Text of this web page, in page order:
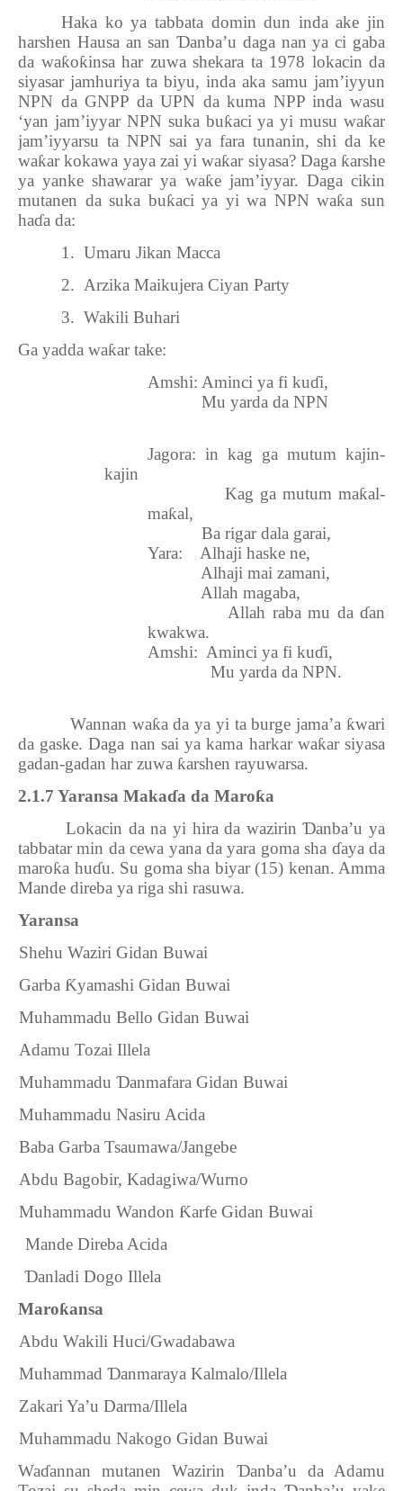
Haka ko ya tabbata domin dun inda ake jin
harshen Hausa an sanƊanba’u daga nan ya ci gaba
da waƙoƙinsa har zuwa shekara ta 1978 lokacin da
siyasar jamhuriya ta biyu, inda aka samu jam’iyyun
NPN da GNPP da UPN da kuma NPP inda wasu
‘yan jam’iyyar NPN suka buƙaci ya yi musu waƙar
jam’iyyarsu ta NPN sai ya fara tunanin, shi da ke
waƙar kokawa yaya zai yi waƙar siyasa? Daga ƙarshe
ya yanke shawarar ya waƙe jam’iyyar. Daga cikin
mutanen da suka buƙaci ya yi wa NPN waƙa sun
haɗa da:
1. Umaru Jikan Macca
2.
Arzika Maikujera Ciyan Party
3. Wakili Buhari
Ga yadda waƙar take:
Amshi: Aminci ya fi kuɗi,
Mu yarda da NPN
Jagora: in kag ga mutum kajin-
kajin
Kag ga mutum maƙal-
maƙal,
Ba rigar dala garai,
Yara:
Alhaji haske ne,
Alhaji mai zamani,
Allah magaba,
Allah raba mu da ɗan
kwakwa.
Amshi: Aminci ya fi kuɗi,
Mu yarda da NPN.
Wannan waƙa da ya yi ta burge jama’a ƙwari
da gaske. Daga nan sai ya kama harkar waƙar siyasa
gadan-gadan har zuwa ƙarshen rayuwarsa.
2.1.7 Yaransa Makaɗa da Maroƙa
Lokacin da na yi hira da wazirinƊanba’u ya
tabbatar min da cewa yana da yara goma sha ɗaya da
maroƙa huɗu. Su goma sha biyar (15) kenan. Amma
Mande direba ya riga shi rasuwa.
Yaransa
Shehu Waziri Gidan Buwai
Garba Ƙyamashi Gidan Buwai
Muhammadu Bello Gidan Buwai
Adamu Tozai Illela
Muhammadu Ɗanmafara Gidan Buwai
Muhammadu Nasiru Acida
Baba Garba Tsaumawa/Jangebe
Abdu Bagobir, Kadagiwa/Wurno
Muhammadu Wandon Ƙarfe Gidan Buwai
Mande Direba Acida
Ɗanladi Dogo Illela
Maroƙansa
Abdu Wakili Huci/Gwadabawa
Muhammad Ɗanmaraya Kalmalo/Illela
Zakari Ya’u Darma/Illela
Muhammadu Nakogo Gidan Buwai
Waɗannan mutanen Wazirin Ɗanba’u da Adamu